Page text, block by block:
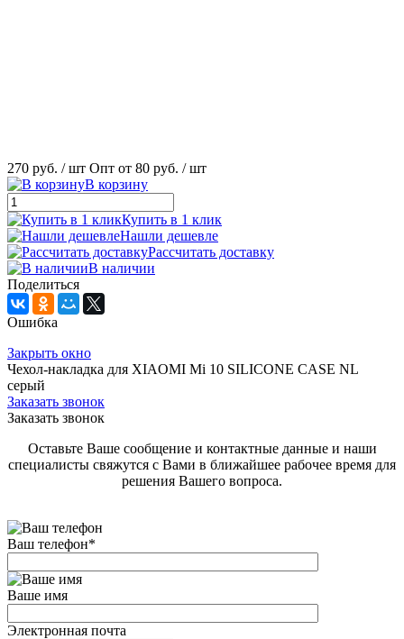
270 руб. / шт Опт от 80 руб. / шт
В корзину
Купить в 1 клик
Нашли дешевле
Рассчитать доставку
В наличии
Поделиться
Ошибка
Закрыть окно
Чехол-накладка для XIAOMI Mi 10 SILICONE CASE NL
серый
Заказать звонок
Заказать звонок
Оставьте Ваше сообщение и контактные данные и наши
специалисты свяжутся с Вами в ближайшее рабочее время для
решения Вашего вопроса.
Ваш телефон*
Ваше имя
Электронная почта